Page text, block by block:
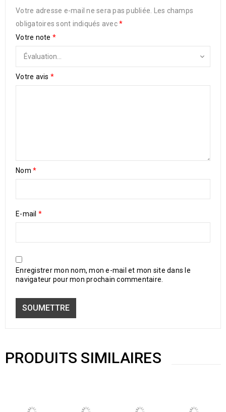
Votre adresse e-mail ne sera pas publiée. Les champs
obligatoires sont indiqués avec*
Votre note *
Votre avis *
Nom *
E-mail *
Enregistrer mon nom, mon e-mail et mon site dans le
navigateur pour mon prochain commentaire.
PRODUITS SIMILAIRES